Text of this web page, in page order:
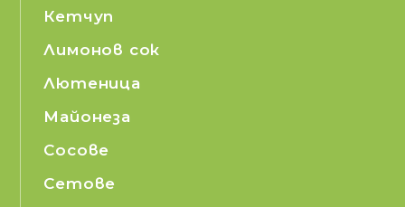
Кетчуп
Лимонов сок
Лютеница
Майонеза
Сосове
Сетове